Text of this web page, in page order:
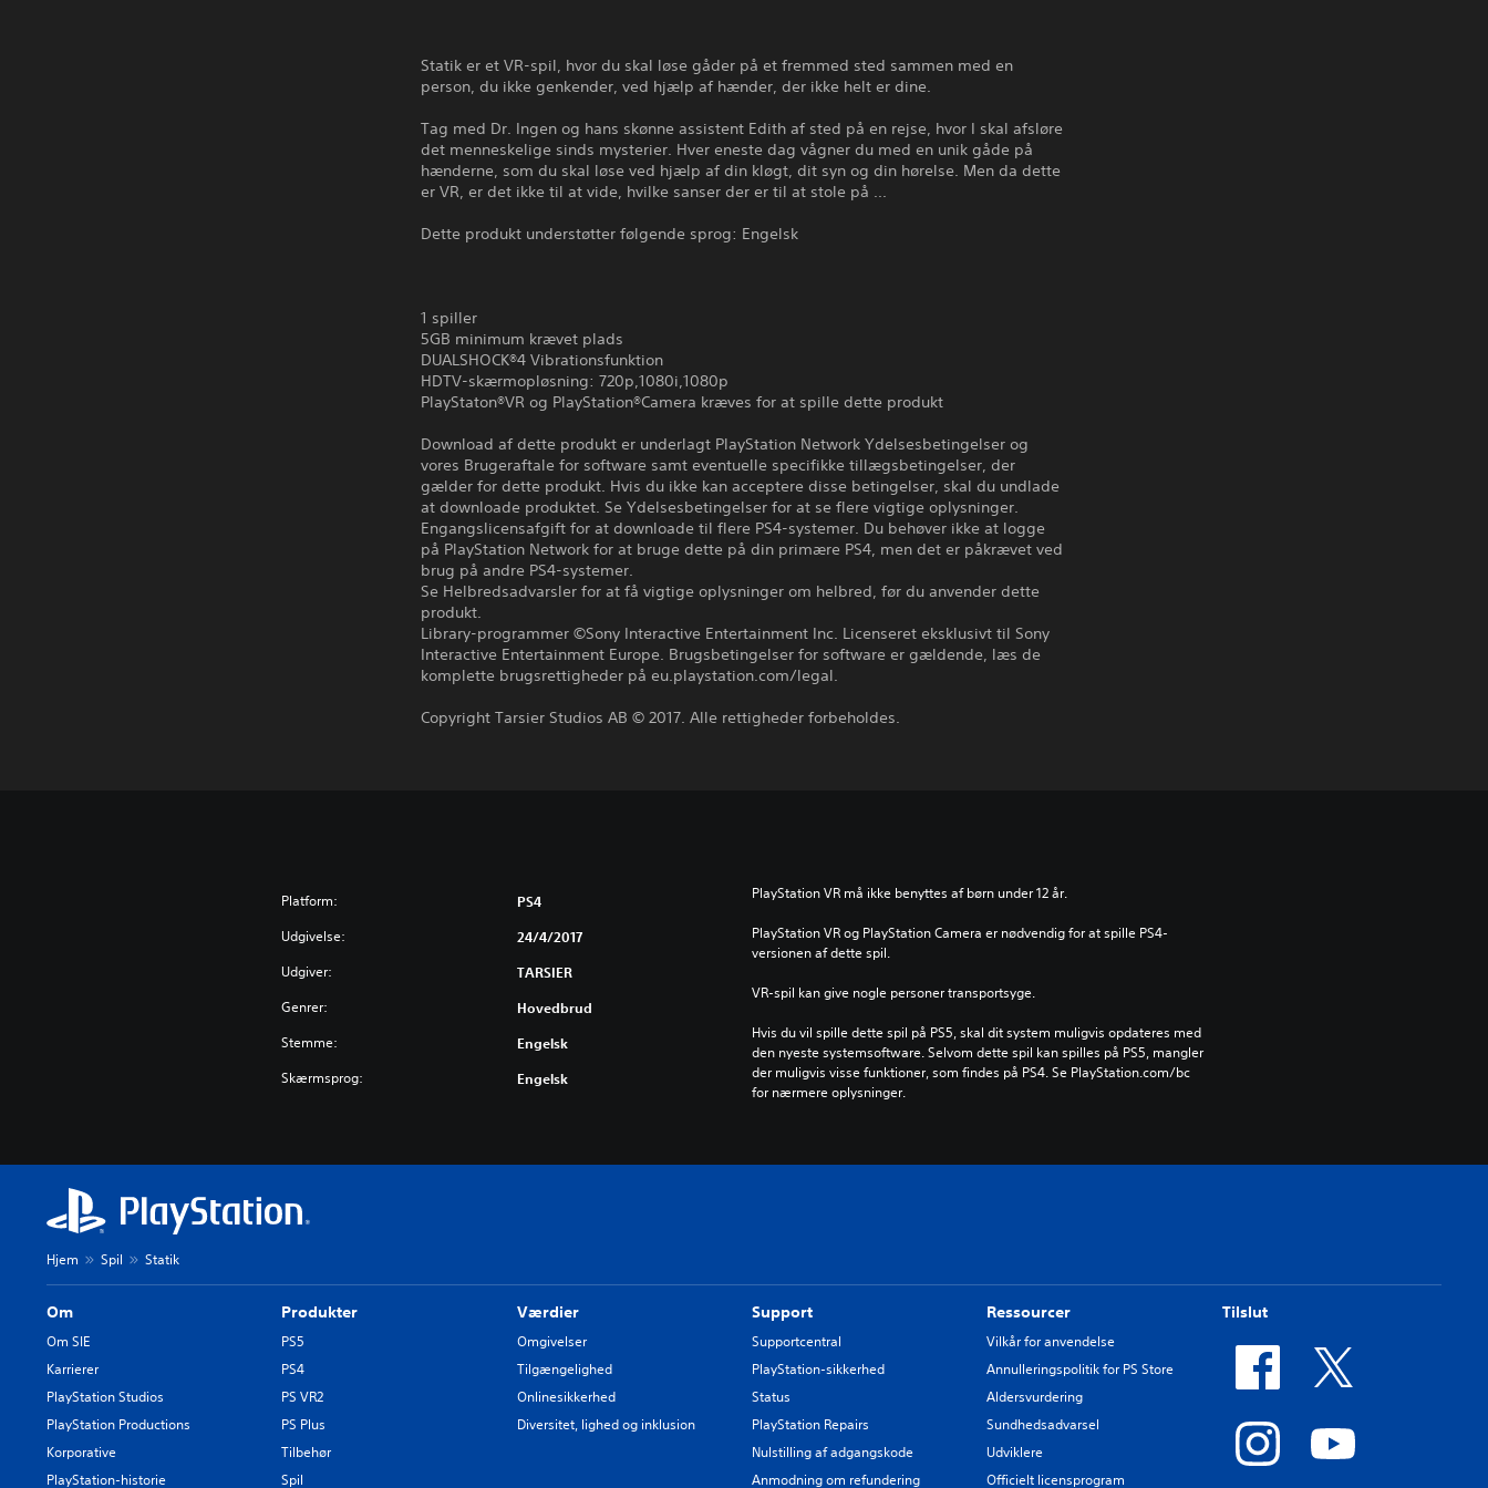
Statik er et VR-spil, hvor du skal løse gåder på et fremmed sted sammen med en
person, du ikke genkender, ved hjælp af hænder, der ikke helt er dine.
Tag med Dr. Ingen og hans skønne assistent Edith af sted på en rejse, hvor I skal afsløre
det menneskelige sinds mysterier. Hver eneste dag vågner du med en unik gåde på
hænderne, som du skal løse ved hjælp af din kløgt, dit syn og din hørelse. Men da dette
er VR, er det ikke til at vide, hvilke sanser der er til at stole på ...
Dette produkt understøtter følgende sprog: Engelsk
1 spiller
5GB minimum krævet plads
DUALSHOCK®4 Vibrationsfunktion
HDTV-skærmopløsning: 720p,1080i,1080p
PlayStaton®VR og PlayStation®Camera kræves for at spille dette produkt
Download af dette produkt er underlagt PlayStation Network Ydelsesbetingelser og
vores Brugeraftale for software samt eventuelle specifikke tillægsbetingelser, der
gælder for dette produkt. Hvis du ikke kan acceptere disse betingelser, skal du undlade
at downloade produktet. Se Ydelsesbetingelser for at se flere vigtige oplysninger.
Engangslicensafgift for at downloade til flere PS4-systemer. Du behøver ikke at logge
på PlayStation Network for at bruge dette på din primære PS4, men det er påkrævet ved
brug på andre PS4-systemer.
Se Helbredsadvarsler for at få vigtige oplysninger om helbred, før du anvender dette
produkt.
Library-programmer ©Sony Interactive Entertainment Inc. Licenseret eksklusivt til Sony
Interactive Entertainment Europe. Brugsbetingelser for software er gældende, læs de
komplette brugsrettigheder på eu.playstation.com/legal.
Copyright Tarsier Studios AB © 2017. Alle rettigheder forbeholdes.
Platform: PS4
Udgivelse: 24/4/2017
Udgiver: TARSIER
Genrer: Hovedbrud
Stemme: Engelsk
Skærmsprog: Engelsk
PlayStation VR må ikke benyttes af børn under 12 år.
PlayStation VR og PlayStation Camera er nødvendig for at spille PS4-
versionen af dette spil.
VR-spil kan give nogle personer transportsyge.
Hvis du vil spille dette spil på PS5, skal dit system muligvis opdateres med
den nyeste systemsoftware. Selvom dette spil kan spilles på PS5, mangler
der muligvis visse funktioner, som findes på PS4. Se PlayStation.com/bc
for nærmere oplysninger.
Hjem Spil Statik
Om
Om SIE
Karrierer
PlayStation Studios
PlayStation Productions
Korporative
PlayStation-historie
Produkter
PS5
PS4
PS VR2
PS Plus
Tilbehør
Spil
Værdier
Omgivelser
Tilgængelighed
Onlinesikkerhed
Diversitet, lighed og inklusion
Support
Supportcentral
PlayStation-sikkerhed
Status
PlayStation Repairs
Nulstilling af adgangskode
Anmodning om refundering
Ressourcer
Vilkår for anvendelse
Annulleringspolitik for PS Store
Aldersvurdering
Sundhedsadvarsel
Udviklere
Officielt licensprogram
Tilslut